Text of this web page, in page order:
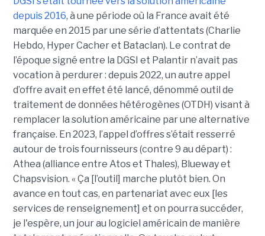
depuis 2016, à une période où la France avait été
marquée en 2015 par une série d’attentats (Charlie
Hebdo, Hyper Cacher et Bataclan). Le contrat de
l’époque signé entre la DGSI et Palantir n’avait pas
vocation à perdurer : depuis 2022, un autre appel
d’offre avait en effet été lancé, dénommé outil de
traitement de données hétérogènes (OTDH) visant à
remplacer la solution américaine par une alternative
française. En 2023, l’appel d’offres s’était resserré
autour de trois fournisseurs (contre 9 au départ) :
Athea (alliance entre Atos et Thales), Blueway et
Chapsvision. « Ça [l’outil] marche plutôt bien. On
avance en tout cas, en partenariat avec eux [les
services de renseignement] et on pourra succéder,
je l'espère, un jour au logiciel américain de manière